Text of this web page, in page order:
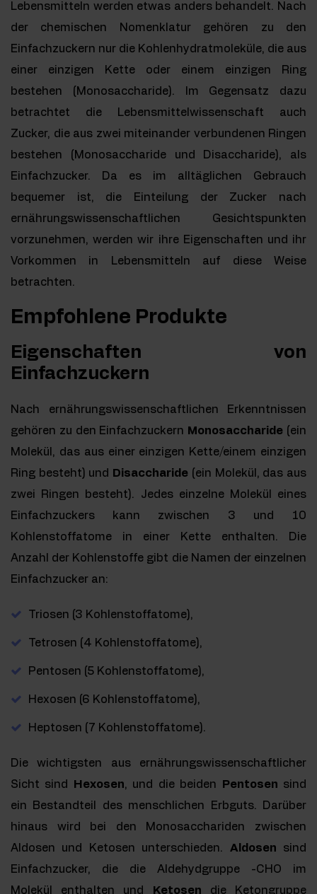
Lebensmitteln werden etwas anders behandelt. Nach
der chemischen Nomenklatur gehören zu den
Einfachzuckern nur die Kohlenhydratmoleküle, die aus
einer einzigen Kette oder einem einzigen Ring
bestehen (Monosaccharide). Im Gegensatz dazu
betrachtet die Lebensmittelwissenschaft auch
Zucker, die aus zwei miteinander verbundenen Ringen
bestehen (Monosaccharide und Disaccharide), als
Einfachzucker. Da es im alltäglichen Gebrauch
bequemer ist, die Einteilung der Zucker nach
ernährungswissenschaftlichen Gesichtspunkten
vorzunehmen, werden wir ihre Eigenschaften und ihr
Vorkommen in Lebensmitteln auf diese Weise
betrachten.
Empfohlene Produkte
Eigenschaften von
Einfachzuckern
Nach ernährungswissenschaftlichen Erkenntnissen
gehören zu den Einfachzuckern Monosaccharide (ein
Molekül, das aus einer einzigen Kette/einem einzigen
Ring besteht) und
Disaccharide (ein Molekül, das aus
zwei Ringen besteht). Jedes einzelne Molekül eines
Einfachzuckers kann zwischen 3 und 10
Kohlenstoffatome in einer Kette enthalten. Die
Anzahl der Kohlenstoffe gibt die Namen der einzelnen
Einfachzucker an:
Triosen (3 Kohlenstoffatome),
Tetrosen (4 Kohlenstoffatome),
Pentosen (5 Kohlenstoffatome),
Hexosen (6 Kohlenstoffatome),
Heptosen (7 Kohlenstoffatome).
Die wichtigsten aus ernährungswissenschaftlicher
Sicht sind
Hexosen, und die beiden Pentosen sind
ein Bestandteil des menschlichen Erbguts. Darüber
hinaus wird bei den Monosacchariden zwischen
Aldosen und Ketosen unterschieden. Aldosen sind
Einfachzucker, die die Aldehydgruppe -CHO im
Molekül enthalten und
Ketosen die Ketongruppe